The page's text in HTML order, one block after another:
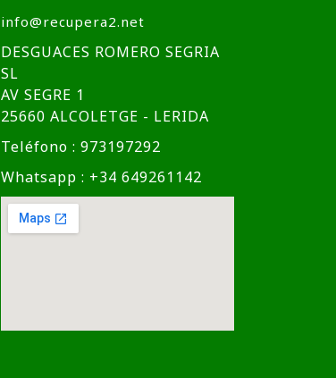
info@recupera2.net
DESGUACES ROMERO SEGRIA
SL
AV SEGRE 1
25660 ALCOLETGE - LERIDA
Teléfono : 973197292
Whatsapp : +34 649261142